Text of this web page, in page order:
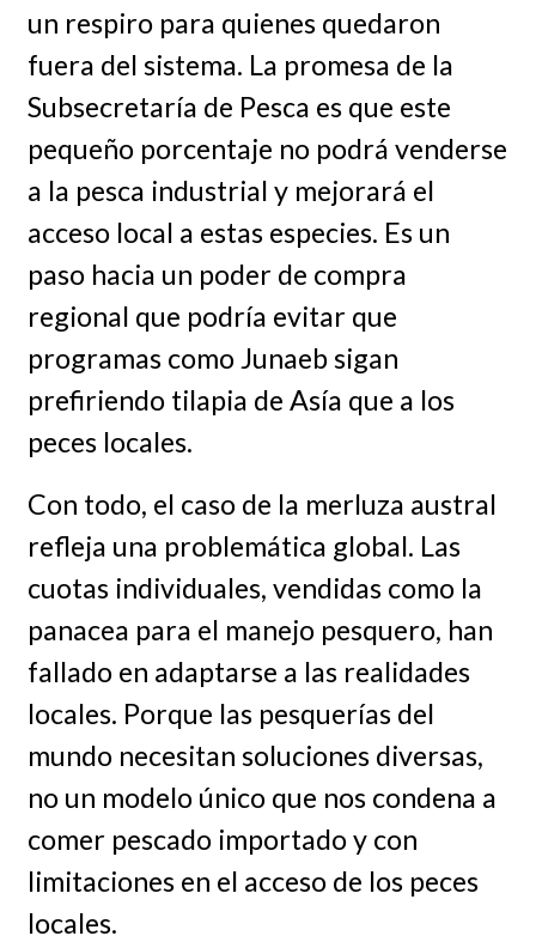
un respiro para quienes quedaron
fuera del sistema. La promesa de la
Subsecretaría de Pesca es que este
pequeño porcentaje no podrá venderse
a la pesca industrial y mejorará el
acceso local a estas especies. Es un
paso hacia un poder de compra
regional que podría evitar que
programas como Junaeb sigan
prefiriendo tilapia de Asía que a los
peces locales.
Con todo, el caso de la merluza austral
refleja una problemática global. Las
cuotas individuales, vendidas como la
panacea para el manejo pesquero, han
fallado en adaptarse a las realidades
locales. Porque las pesquerías del
mundo necesitan soluciones diversas,
no un modelo único que nos condena a
comer pescado importado y con
limitaciones en el acceso de los peces
locales.